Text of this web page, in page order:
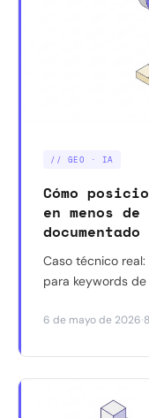
// GEO · IA
Cómo
en menos
documentado
Caso técnico
para keywords
optimización GEO.
6 de mayo de 2026·